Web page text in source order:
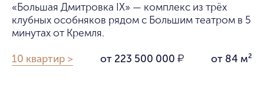
«Большая Дмитровка IX» — комплекс из трёх
клубных особняков рядом с Большим театром в 5
минутах от Кремля.
10 квартир > от 223 500 000 ₽ от 84 м²